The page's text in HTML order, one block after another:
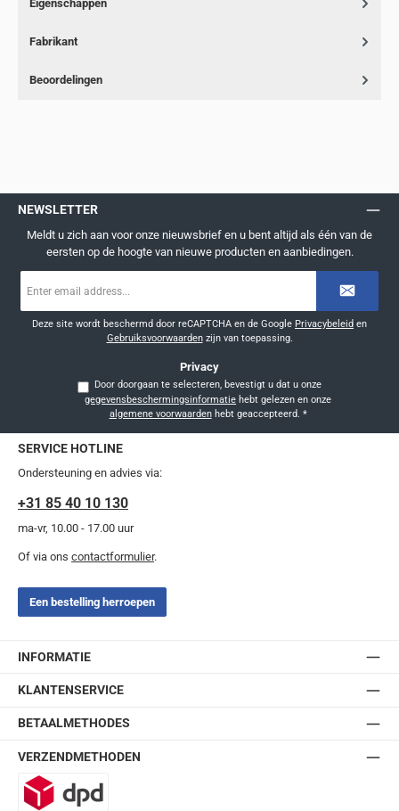
Eigenschappen
Fabrikant
Beoordelingen
NEWSLETTER
Meldt u zich aan voor onze nieuwsbrief en u bent altijd als één van de
eersten op de hoogte van nieuwe producten en aanbiedingen.
mailadres
Deze site wordt beschermd door reCAPTCHA en de Google Privacybeleid en
Gebruiksvoorwaardenzijn van toepassing.
Privacy
Door doorgaan te selecteren, bevestigt u dat u onze
gegevensbeschermingsinformatie
algemene voorwaardenhebt geaccepteerd. *
SERVICE HOTLINE
Ondersteuning en advies via:
+31 85 40 10 130
ma-vr, 10.00 - 17.00 uur
Of via ons contactformulier.
Een bestelling herroepen
INFORMATIE
KLANTENSERVICE
BETAALMETHODES
VERZENDMETHODEN